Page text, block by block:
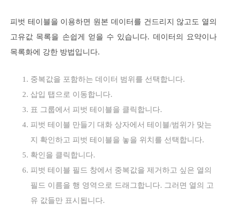
피벗 테이블을 이용하면 원본 데이터를 건드리지 않고도 열의
고유값 목록을 손쉽게 얻을 수 있습니다. 데이터의 요약이나
목록화에 강한 방법입니다.
중복값을 포함하는 데이터 범위를 선택합니다.
삽입 탭으로 이동합니다.
표 그룹에서 피벗 테이블을 클릭합니다.
피벗 테이블 만들기 대화 상자에서 테이블/범위가 맞는
지 확인하고 피벗 테이블을 놓을 위치를 선택합니다.
확인을 클릭합니다.
피벗 테이블 필드 창에서 중복값을 제거하고 싶은 열의
필드 이름을 행 영역으로 드래그합니다. 그러면 열의 고
유 값들만 표시됩니다.